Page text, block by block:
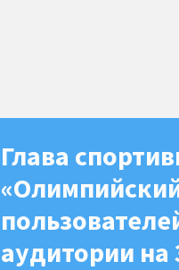
Глава
аудитории на